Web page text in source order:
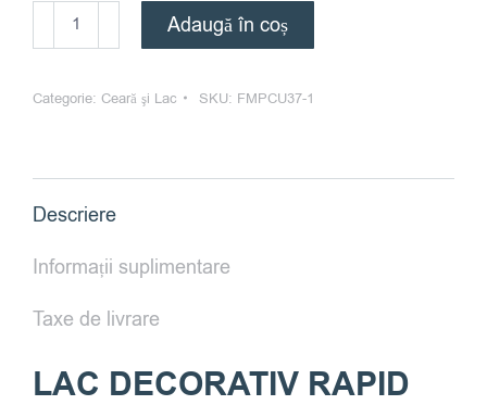
Cantitate
Lac
Rapid
Adaugă în coș
Categorie: Ceară şi Lac SKU: FMPCU37-1
Descriere
Informații suplimentare
Taxe de livrare
LAC DECORATIV RAPID